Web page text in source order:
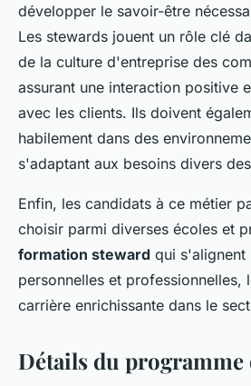
développer le savoir-être
Les stewards jouent un rôle clé
de la culture d'entreprise des
assurant une interaction positive
avec les clients. Ils doivent
habilement dans des
s'adaptant aux besoins divers
Enfin, les candidats à ce métier
choisir parmi diverses écoles et
formation steward qui s'alignent
personnelles et professionnelles,
carrière enrichissante dans le
Détails du